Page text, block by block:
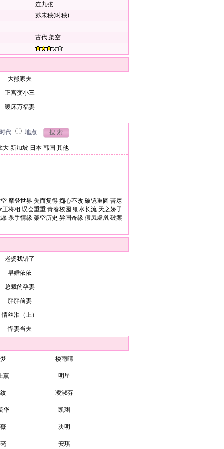
连九弦
苏未秧(时秧)
古代,架空
大熊家夫
正宫变小三
暖床万福妻
代 地点
大 新加坡 日本 韩国 其他
摩登世界 失而复得 痴心不改 破镜重圆 苦尽
王将相 误会重重 青春校园 细水长流 天之娇子
杀手情缘 架空历史 异国奇缘 假凤虚凰 破案
老婆我错了
早婚依依
总裁的孕妻
胖胖前妻
情丝泪（上）
悍妻当夫
楼雨晴
薰 明星
凌淑芬
华 凯琍
决明
安琪